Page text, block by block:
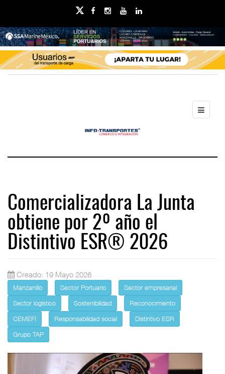
Comercializadora La Junta
obtiene por 2º año el
Distintivo ESR® 2026
Creado: 19 Mayo 2026
Manzanillo Sector Portuario
Sector empresarial
Sector logístico
Sostenibilidad
Reconocimiento
CEMEFI
Responsabilidad social
Distintivo ESR
Grupo TAP